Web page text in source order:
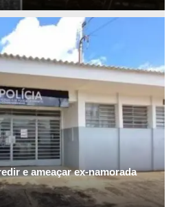
e ameaçar ex-namorada